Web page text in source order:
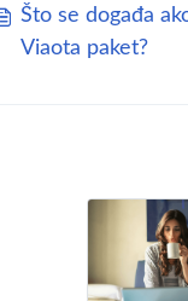
Što se događa
Viaota paket?